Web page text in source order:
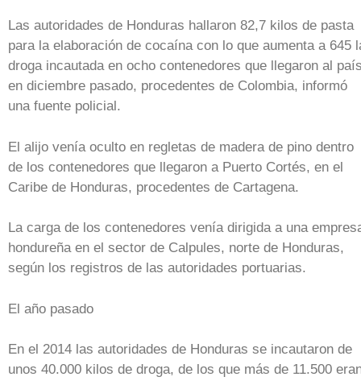
Las autoridades de Honduras hallaron 82,7 kilos de pasta
para la elaboración de cocaína con lo que aumenta a 645
droga incautada en ocho contenedores que llegaron al
en diciembre pasado, procedentes de Colombia, informó
una fuente policial.
El alijo venía oculto en regletas de madera de pino dentro
de los contenedores que llegaron a Puerto Cortés, en el
Caribe de Honduras, procedentes de Cartagena.
La carga de los contenedores venía dirigida a una
hondureña en el sector de Calpules, norte de Honduras,
según los registros de las autoridades portuarias.
El año pasado
En el 2014 las autoridades de Honduras se incautaron de
unos 40.000 kilos de droga, de los que más de 11.500